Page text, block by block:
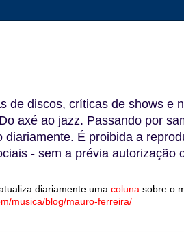
de discos, críticas de shows e
axé ao jazz. Passando por
É proibida a
- sem a prévia autorização
diariamente uma coluna sobre o
musica/blog/mauro-ferreira/